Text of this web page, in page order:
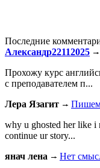
Последние
Александр22112025
Прохожу курс
с преподавателем п...
Лера Язагит
Пишем
why u ghosted her like
continue ur story...
янач лена
Нет